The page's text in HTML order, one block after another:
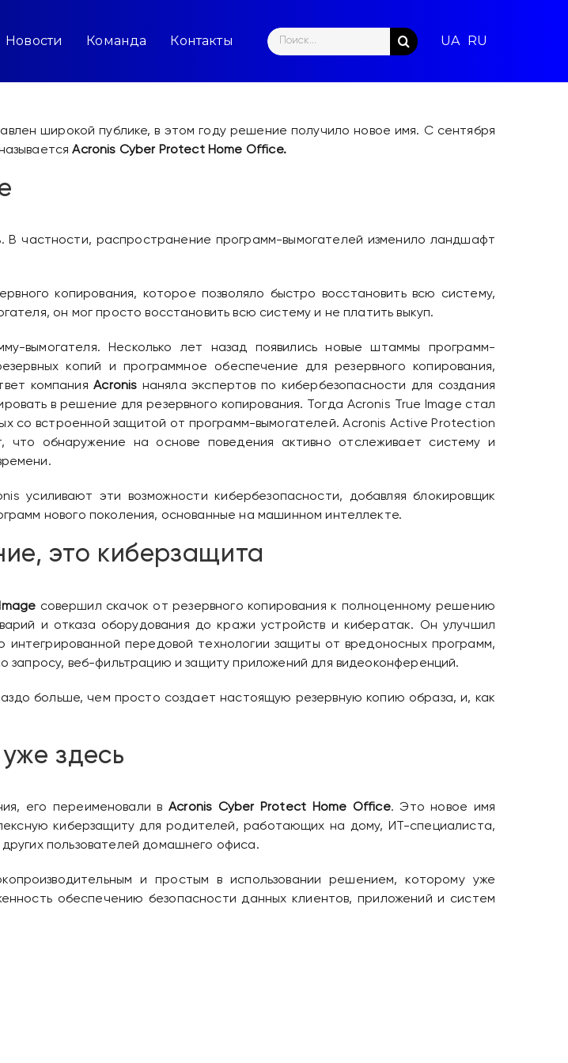
Новости Команда Контакты
Search
for:
широкой публике, в этом году решение получило новое имя. С сентября
Acronis Cyber ​​Protect Home Office.
В частности, распространение программ-вымогателей изменило ландшафт
копирования, которое позволяло быстро восстановить всю систему,
он мог просто восстановить всю систему и не платить выкуп.
вымогателя. Несколько лет назад появились новые штаммы программ-
копий и программное обеспечение для резервного копирования,
компанияAcronis наняла экспертов по кибербезопасности для создания
в решение для резервного копирования. Тогда Acronis True Image стал
со встроенной защитой от программ-вымогателей. Acronis Active Protection
обнаружение на основе поведения активно отслеживает систему и
усиливают эти возможности кибербезопасности, добавляя блокировщик
нового поколения, основанные на машинном интеллекте.
это киберзащита
совершил скачок от резервного копирования к полноценному решению
и отказа оборудования до кражи устройств и кибератак. Он улучшил
передовой технологии защиты от вредоносных программ,
запросу, веб-фильтрацию и защиту приложений для видеоконференций.
больше, чем просто создает настоящую резервную копию образа, и, как
здесь
его переименовали вAcronis Cyber ​​Protect Home Office. Это новое имя
киберзащиту для родителей, работающих на дому, ИТ-специалиста,
пользователей домашнего офиса.
и простым в использовании решением, которому уже
обеспечению безопасности данных клиентов, приложений и систем